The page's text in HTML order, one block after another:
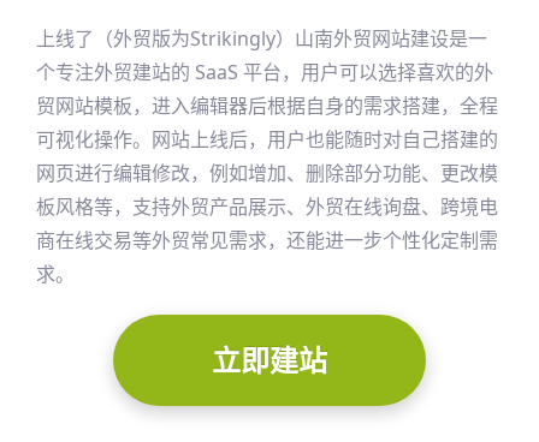
上线了（外贸版为Strikingly） 山南外贸网站建设是一
个专注外贸建站的 SaaS 平台，用户可以选择喜欢的外
贸网站模板，进入编辑器后根据自身的需求搭建，全程
可视化操作。网站上线后，用户也能随时对自己搭建的
网页进行编辑修改，例如增加、删除部分功能、更改模
板风格等，支持外贸产品展示、外贸在线询盘、跨境电
商在线交易等外贸常见需求，还能进一步个性化定制需
求。
立即建站